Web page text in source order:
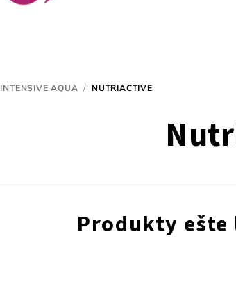
INTENSIVE AQUA / NUTRIACTIVE
Produkty